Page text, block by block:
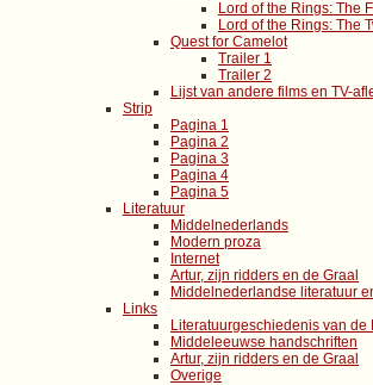
Lord of the Rings: The
Lord of the Rings: The
Quest for Camelot
Trailer 1
Trailer 2
Lijst van andere films en TV-
Strip
Pagina 1
Pagina 2
Pagina 3
Pagina 4
Pagina 5
Literatuur
Middelnederlands
Modern proza
Internet
Artur, zijn ridders en de Graal
Middelnederlandse literatuur
Links
Literatuurgeschiedenis van de
Middeleeuwse handschriften
Artur, zijn ridders en de Graal
Overige